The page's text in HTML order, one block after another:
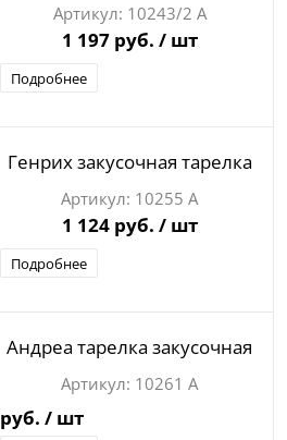
10243/2 А
1 197 руб. / шт
Подробнее
Генрих закусочная тарелка
10255 А
1 124 руб. / шт
Подробнее
Андреа тарелка закусочная
10261 А
руб. / шт